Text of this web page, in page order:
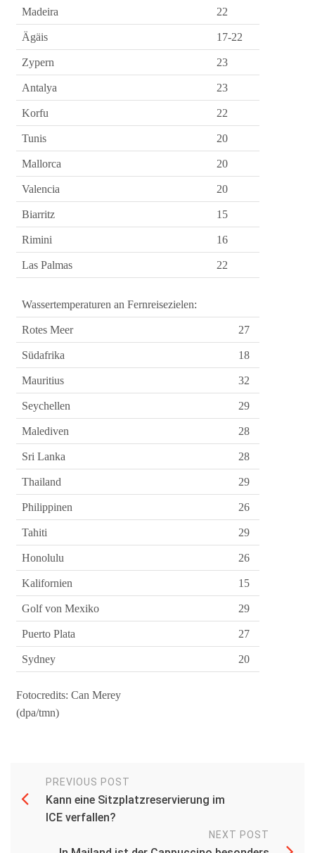
Madeira 22
Ägäis 17-22
Zypern 23
Antalya 23
Korfu 22
Tunis 20
Mallorca 20
Valencia 20
Biarritz 15
Rimini 16
Las Palmas 22
Wassertemperaturen an Fernreisezielen:
Rotes Meer 27
Südafrika 18
Mauritius 32
Seychellen 29
Malediven 28
Sri Lanka 28
Thailand 29
Philippinen 26
Tahiti 29
Honolulu 26
Kalifornien 15
Golf von Mexiko 29
Puerto Plata 27
Sydney 20
Fotocredits: Can Merey
(dpa/tmn)
PREVIOUS POST
Kann eine Sitzplatzreservierung im
ICE verfallen?
NEXT POST